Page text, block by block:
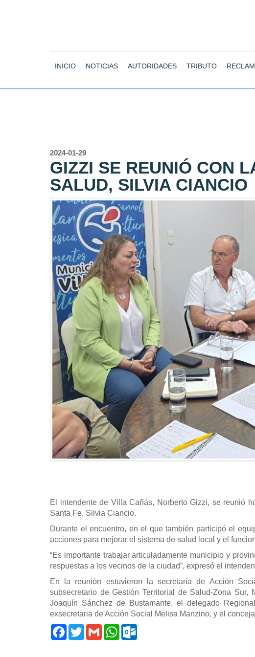
INICIO NOTICIAS AUTORIDADES TRIBUTO
2024-01-29
GIZZI SE REUNIÓ CON
SALUD, SILVIA CIANCIO
El intendente de Villa Cañás, Norberto Gizzi, se reunió
Santa Fe, Silvia Ciancio.
Durante el encuentro, en el que también participó el
acciones para mejorar el sistema de salud local y el
“Es importante trabajar articuladamente municipio y
respuestas a los vecinos de la ciudad”, expresó el
En la reunión estuvieron la secretaría de Acción
subsecretario de Gestión Territorial de Salud-Zona
Joaquín Sánchez de Bustamante, el delegado
exsecretaria de Acción Social Melisa Manzino, y el
Facebook
TwitterGmail WhatsApp